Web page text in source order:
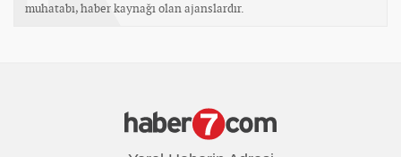
muhatabı, haber kaynağı olan ajanslardır.